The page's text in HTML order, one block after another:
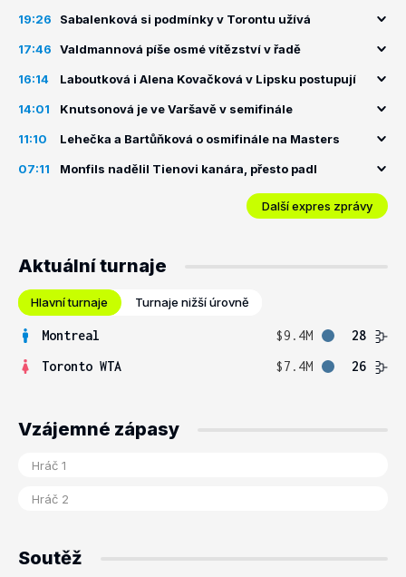
19:26 Sabalenková si podmínky v Torontu užívá
17:46 Valdmannová píše osmé vítězství v řadě
16:14 Laboutková i Alena Kovačková v Lipsku postupují
14:01 Knutsonová je ve Varšavě v semifinále
11:10 Lehečka a Bartůňková o osmifinále na Masters
07:11 Monfils nadělil Tienovi kanára, přesto padl
Další expres zprávy
Aktuální turnaje
Hlavní turnaje Turnaje nižší úrovně
Montreal $9.4M
28
Toronto WTA
$7.4M 26
Vzájemné zápasy
Soutěž